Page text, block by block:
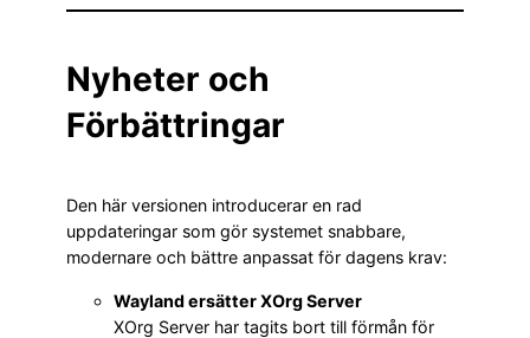
Nyheter och
Förbättringar
Den här versionen introducerar en rad
uppdateringar som gör systemet snabbare,
modernare och bättre anpassat för dagens krav:
Wayland ersätter XOrg Server
XOrg Server har tagits bort till förmån för